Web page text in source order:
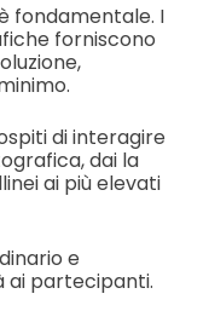
fondamentale. I
forniscono
di interagire
dai la
ai più elevati
e
ai partecipanti.